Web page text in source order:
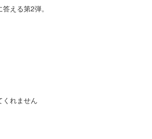
える第2弾。
くれません